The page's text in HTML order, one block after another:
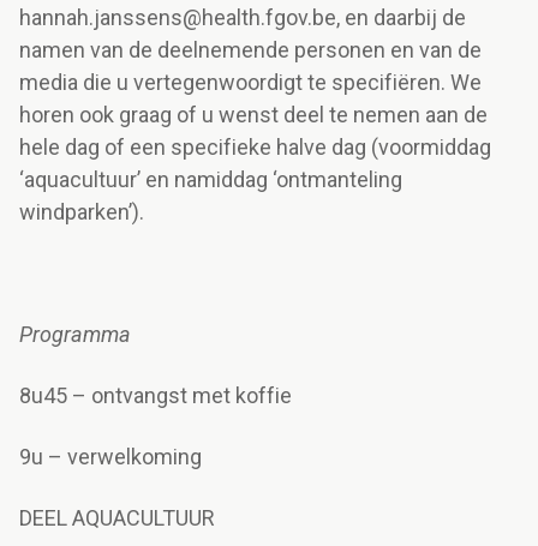
hannah.janssens@health.fgov.be, en daarbij de
namen van de deelnemende personen en van de
media die u vertegenwoordigt te specifiëren. We
horen ook graag of u wenst deel te nemen aan de
hele dag of een specifieke halve dag (voormiddag
‘aquacultuur’ en namiddag ‘ontmanteling
windparken’).
Programma
8u45 – ontvangst met koffie
9u – verwelkoming
DEEL AQUACULTUUR